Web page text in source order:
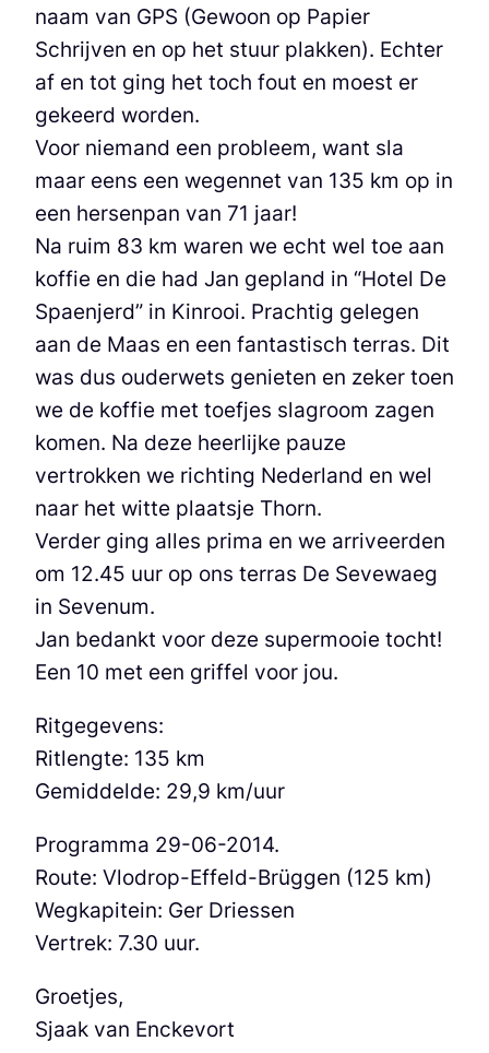
naam van GPS (Gewoon op Papier
Schrijven en op het stuur plakken). Echter
af en tot ging het toch fout en moest er
gekeerd worden.
Voor niemand een probleem, want sla
maar eens een wegennet van 135 km op in
een hersenpan van 71 jaar!
Na ruim 83 km waren we echt wel toe aan
koffie en die had Jan gepland in “Hotel De
Spaenjerd” in Kinrooi. Prachtig gelegen
aan de Maas en een fantastisch terras. Dit
was dus ouderwets genieten en zeker toen
we de koffie met toefjes slagroom zagen
komen. Na deze heerlijke pauze
vertrokken we richting Nederland en wel
naar het witte plaatsje Thorn.
Verder ging alles prima en we arriveerden
om 12.45 uur op ons terras De Sevewaeg
in Sevenum.
Jan bedankt voor deze supermooie tocht!
Een 10 met een griffel voor jou.
Ritgegevens:
Ritlengte: 135 km
Gemiddelde: 29,9 km/uur
Programma 29-06-2014.
Route: Vlodrop-Effeld-Brüggen (125 km)
Wegkapitein: Ger Driessen
Vertrek: 7.30 uur.
Groetjes,
Sjaak van Enckevort